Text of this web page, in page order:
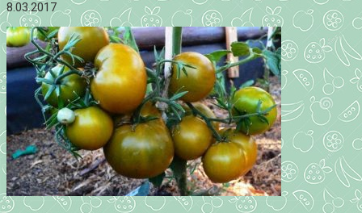
8.03.2017